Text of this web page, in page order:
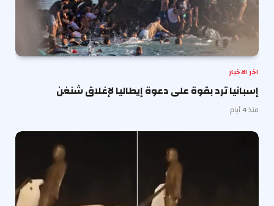
اخر الاخبار
إسبانيا ترد بقوة على دعوة إيطاليا لإغلاق شنغن
منذ 4 أيام